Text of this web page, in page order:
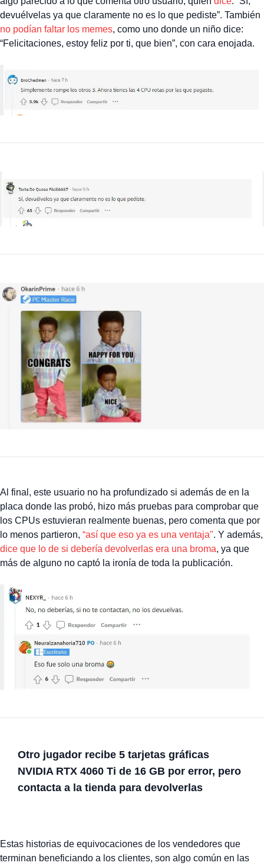
devuélvelas ya que claramente no es lo que pediste”. También
no podían faltar los memes, como uno donde un niño dice:
“Felicitaciones, estoy feliz por ti, que bien”, con cara enojada.
Al final, este usuario no ha profundizado si además de en la
placa donde las probó, hizo más pruebas para comprobar que
los CPUs estuvieran realmente buenas, pero comenta que por
lo menos partieron, “así que eso ya es una ventaja". Y además,
dice que lo de si debería devolverlas era una broma, ya que
más de alguno no captó la ironía de toda la publicación.
Otro jugador recibe 5 tarjetas gráficas
NVIDIA RTX 4060 Ti de 16 GB por error, pero
contacta a la tienda para devolverlas
Estas historias de equivocaciones de los vendedores que
terminan beneficiando a los clientes, son algo común en las